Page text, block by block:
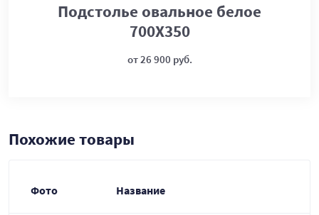
Подстолье овальное белое
700Х350
от 26 900 руб.
Похожие товары
Фото Название